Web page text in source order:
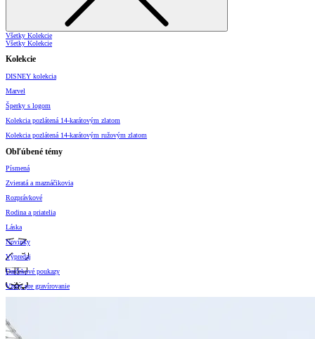
Všetky Kolekcie
Všetky Kolekcie
Kolekcie
DISNEY kolekcia
Marvel
Šperky s logom
Kolekcia pozlátená 14-karátovým zlatom
Kolekcia pozlátená 14-karátovým ružovým zlatom
Obľúbené témy
Písmená
Zvieratá a maznáčikovia
Rozprávkové
Rodina a priatelia
Láska
Novinky
Výpredaj
Darčekové poukazy
Vzory pre gravírovanie